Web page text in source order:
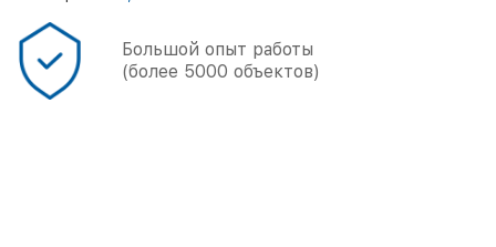
Большой опыт работы
(более 5000 объектов)